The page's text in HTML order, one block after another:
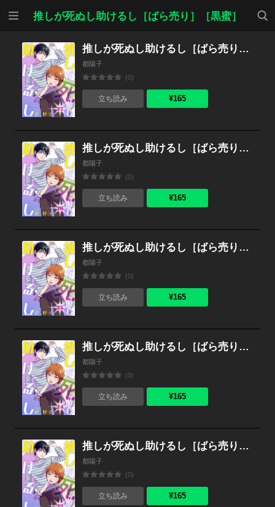
推しが死ぬし助けるし［ばら売り］［黒蜜］
検索
推しが死ぬし助けるし［ばら売り］第27話［黒蜜］
都陽子
(0)
立ち読み ¥165
推しが死ぬし助けるし［ばら売り］第26話［黒蜜］
都陽子
(0)
立ち読み ¥165
推しが死ぬし助けるし［ばら売り］第25話［黒蜜］
都陽子
(0)
立ち読み ¥165
推しが死ぬし助けるし［ばら売り］第24話［黒蜜］
都陽子
(0)
立ち読み ¥165
推しが死ぬし助けるし［ばら売り］第23話［黒蜜］
都陽子
(0)
立ち読み ¥165